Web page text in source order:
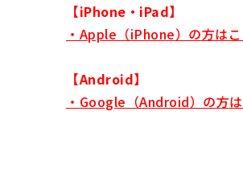
【iPhone・iPad】
・Apple（iPhone）の方は
【Android】
・Google（Android）の方